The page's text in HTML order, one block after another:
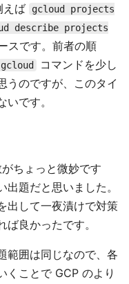
えば
gcloud projects
describe projects
スです。前者の順
gcloud
コマンドを少し
うのですが、このタイ
です。
ちょっと微妙です
題だと思いました。
出して一夜漬けで対策
良かったです。
範囲は同じなので、各
くことで GCP のより